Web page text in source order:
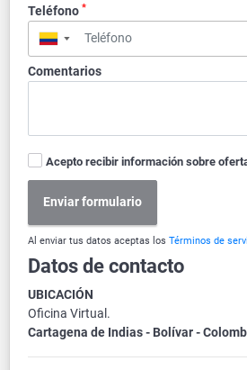
Teléfono *
▼
Comentarios
Acepto recibir información sobre
Enviar formulario
Al enviar tus datos aceptas los Términos de
Datos de contacto
UBICACIÓN
Oficina Virtual.
Cartagena de Indias - Bolívar -